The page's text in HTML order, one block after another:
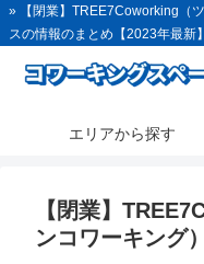
» 【閉業】TREE7Coworking（
スの情報のまとめ【2023年最新】
エリアから探す
【閉業】
ンコワーキング）